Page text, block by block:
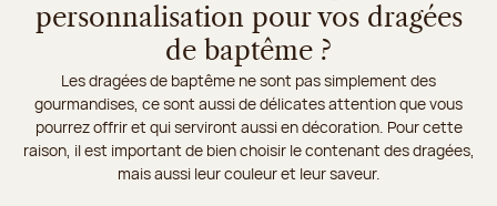
personnalisation pour vos dragées
de baptême ?
Les dragées de baptême ne sont pas simplement des
gourmandises, ce sont aussi de délicates attention que vous
pourrez offrir et qui serviront aussi en décoration. Pour cette
raison, il est important de bien choisir le contenant des dragées,
mais aussi leur couleur et leur saveur.